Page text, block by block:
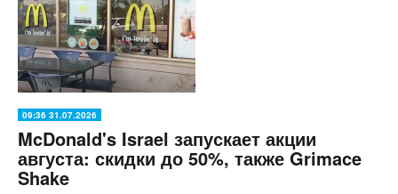
09:36 31.07.2026
McDonald's Israel запускает акции
августа: скидки до 50%, также Grimace
Shake